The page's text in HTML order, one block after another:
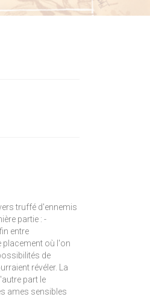
truffé d'ennemis
partie : -
entre
placement où l'on
de
révéler. La
part le
ames sensibles